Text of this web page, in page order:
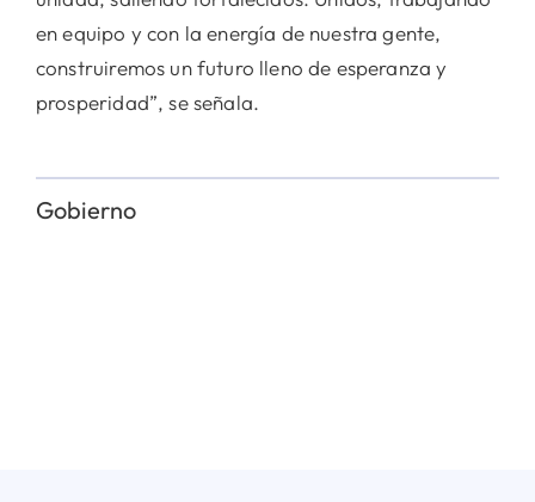
en equipo y con la energía de nuestra gente,
construiremos un futuro lleno de esperanza y
prosperidad”, se señala.
Gobierno